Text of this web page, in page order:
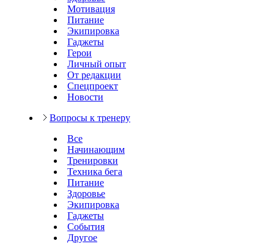
Мотивация
Питание
Экипировка
Гаджеты
Герои
Личный опыт
От редакции
Спецпроект
Новости
Вопросы к тренеру
Все
Начинающим
Тренировки
Техника бега
Питание
Здоровье
Экипировка
Гаджеты
События
Другое